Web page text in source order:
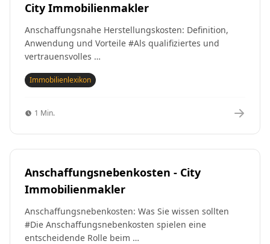
City Immobilienmakler
Anschaffungsnahe Herstellungskosten: Definition,
Anwendung und Vorteile #Als qualifiziertes und
vertrauensvolles …
Immobilienlexikon
1 Min.
Anschaffungsnebenkosten - City
Immobilienmakler
Anschaffungsnebenkosten: Was Sie wissen sollten
#Die Anschaffungsnebenkosten spielen eine
entscheidende Rolle beim …